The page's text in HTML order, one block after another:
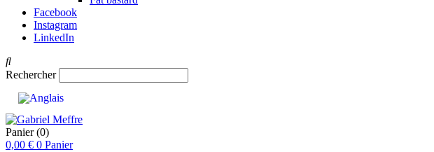
Facebook
Instagram
LinkedIn
Rechercher
Panier (0)
0,00 € 0 Panier